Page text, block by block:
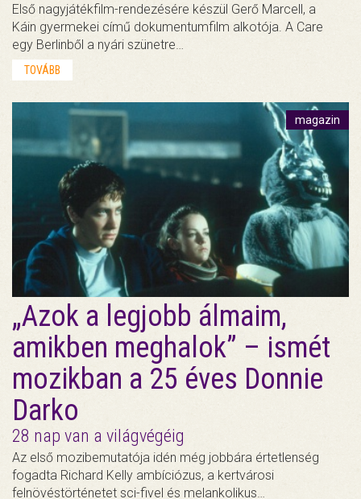
Első nagyjátékfilm-rendezésére készül Gerő Marcell, a
Káin gyermekei című dokumentumfilm alkotója. A Care
egy Berlinből a nyári szünetre…
TOVÁBB
magazin
„Azok a legjobb álmaim,
amikben meghalok” – ismét
mozikban a 25 éves Donnie
Darko
28 nap van a világvégéig
Az első mozibemutatója idén még jobbára értetlenség
fogadta Richard Kelly ambíciózus, a kertvárosi
felnövéstörténetet sci-fivel és melankolikus…